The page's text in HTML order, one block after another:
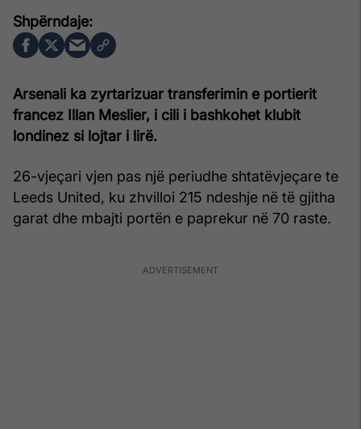
Arsenali ka zyrtarizuar transferimin e portierit
francez Illan Meslier, i cili i bashkohet klubit
londinez si lojtar i lirë.
26-vjeçari vjen pas një periudhe shtatëvjeçare te
Leeds United, ku zhvilloi 215 ndeshje në të gjitha
garat dhe mbajti portën e paprekur në 70 raste.